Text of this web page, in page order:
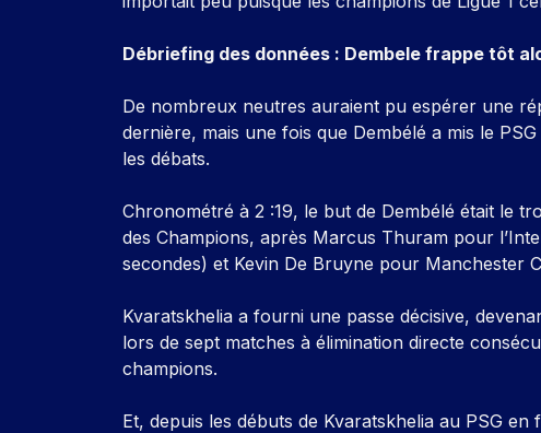
Débriefing des données : Dembele frappe tôt
De nombreux neutres auraient pu espérer une
dernière, mais une fois que Dembélé a mis le
les débats.
Chronométré à 2 :19, le but de Dembélé était le
des Champions, après Marcus Thuram pour
secondes) et Kevin De Bruyne pour Manchester
Kvaratskhelia a fourni une passe décisive,
lors de sept matches à élimination directe
champions.
Et, depuis les débuts de Kvaratskhelia au PSG en